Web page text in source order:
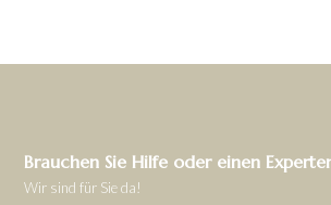
Brauchen Sie Hilfe oder einen
Wir sind für Sie da!